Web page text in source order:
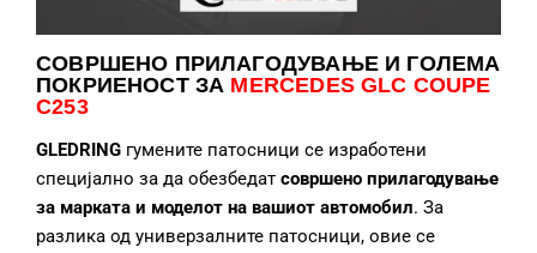
СОВРШЕНО ПРИЛАГОДУВАЊЕ И ГОЛЕМА
ПОКРИЕНОСТ ЗА MERCEDES GLC COUPE
C253
GLEDRING гумените патосници се изработени
специјално за да обезбедат совршено прилагодување
за марката и моделот на вашиот автомобил. За
разлика од универзалните патосници, овие се